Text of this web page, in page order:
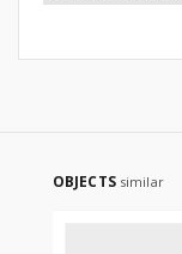
OBJECTS similar